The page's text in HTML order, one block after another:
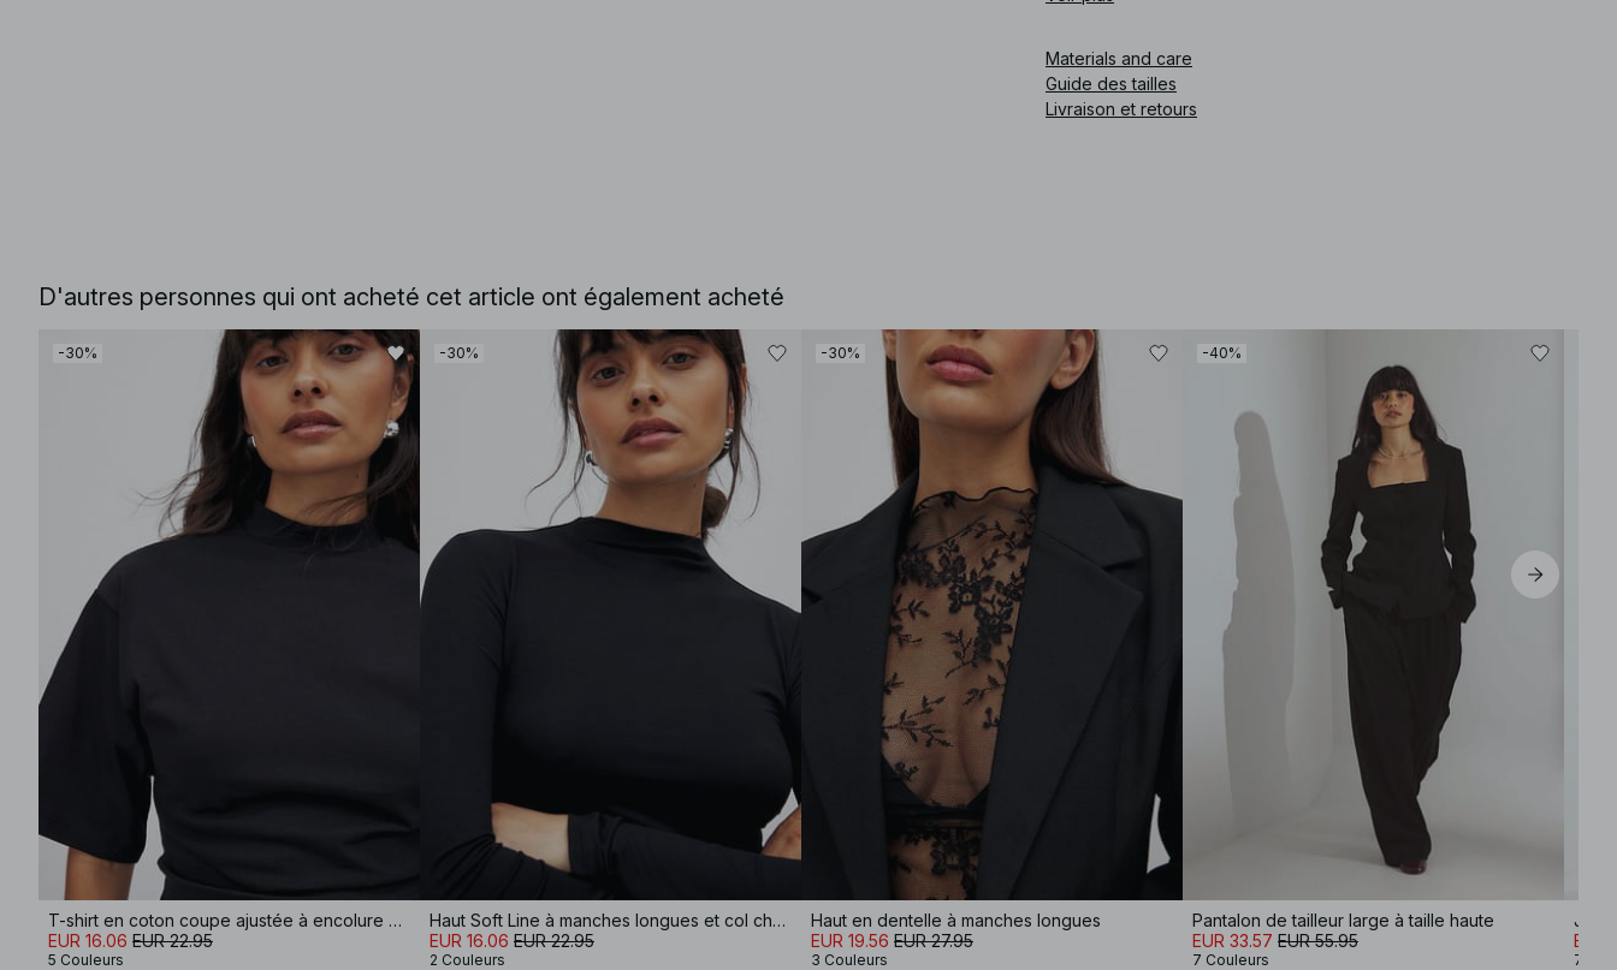
Code article:1594-000705-0366
Materials and care
Guide des tailles
Livraison et retours
D'autres personnes qui ont acheté cet article ont également acheté
-30%
T-shirt en coton coupe ajustée à encolure cheminée
EUR 16.06 EUR 22.95
5 Couleurs
-30%
Haut Soft Line à manches longues et col cheminée
EUR 16.06 EUR 22.95
2 Couleurs
-30%
Haut en dentelle à manches longues
EUR 19.56 EUR 27.95
3 Couleurs
-40%
Pantalon de tailleur large à taille haute
EUR 33.57 EUR 55.95
7 Couleurs
Jean
EUR
7